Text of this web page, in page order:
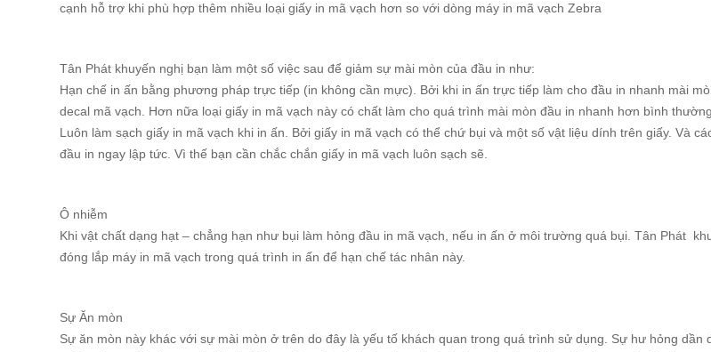
cạnh hỗ trợ khi phù hợp thêm nhiều loại giấy in mã vạch hơn so với dòng máy in mã vạch Zebra
Tân Phát khuyến nghị bạn làm một số việc sau để giảm sự mài mòn của đầu in như:
Hạn chế in ấn bằng phương pháp trực tiếp (in không cần mực). Bởi khi in ấn trực tiếp làm cho đầu in nhanh mài
decal mã vạch. Hơn nữa loại giấy in mã vạch này có chất làm cho quá trình mài mòn đầu in nhanh hơn bình thường.
Luôn làm sạch giấy in mã vạch khi in ấn. Bởi giấy in mã vạch có thể chứ bụi và một số vật liệu dính trên giấy. Và
đầu in ngay lập tức. Vì thế bạn cần chắc chắn giấy in mã vạch luôn sạch sẽ.
Ô nhiễm
Khi vật chất dạng hạt – chẳng hạn như bụi làm hỏng đầu in mã vạch, nếu in ấn ở môi trường quá bụi. Tân Phát
đóng lắp máy in mã vạch trong quá trình in ấn để hạn chế tác nhân này.
Sự Ăn mòn
Sự ăn mòn này khác với sự mài mòn ở trên do đây là yếu tố khách quan trong quá trình sử dụng. Sự hư hỏng dần